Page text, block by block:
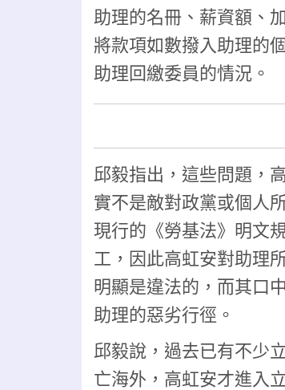
助理的名冊、薪資額、
將款項如數撥入助理的
助理回繳委員的情況。
邱毅指出，這些問題，
實不是敵對政黨或個人
現行的《勞基法》明文
工，因此高虹安對助理
明顯是違法的，而其口
助理的惡劣行徑。
邱毅說，過去已有不少
亡海外，高虹安才進入